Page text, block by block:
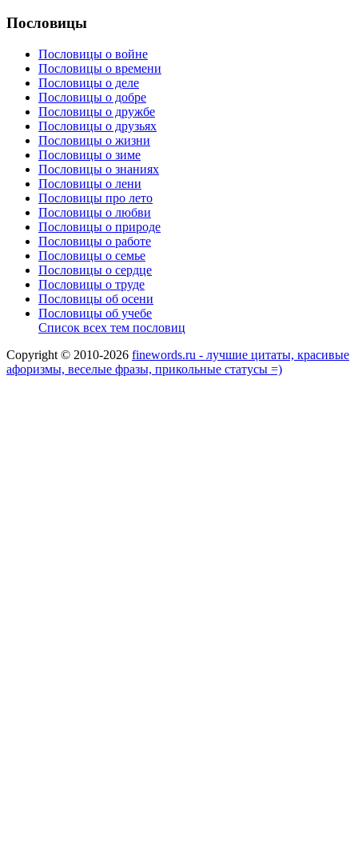
Пословицы
Пословицы о войне
Пословицы о времени
Пословицы о деле
Пословицы о добре
Пословицы о дружбе
Пословицы о друзьях
Пословицы о жизни
Пословицы о зиме
Пословицы о знаниях
Пословицы о лени
Пословицы про лето
Пословицы о любви
Пословицы о природе
Пословицы о работе
Пословицы о семье
Пословицы о сердце
Пословицы о труде
Пословицы об осени
Пословицы об учебе
Список всех тем пословиц
Copyright © 2010-2026 finewords.ru - лучшие цитаты, красивые
афоризмы, веселые фразы, прикольные статусы =)